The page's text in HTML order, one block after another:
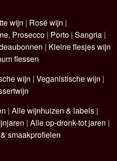
wijn | Rosé wijn |
, Prosecco | Porto | Sangria |
| Kleine flesjes wijn
flessen
wijn | Veganistische wijn |
| Alle wijnhuizen & labels |
| Alle op-dronk-tot jaren |
smaakprofielen